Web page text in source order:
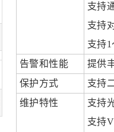
支持
支持
支持
告警和性能
提供
保护方式
支持
维护特性
支持
支持